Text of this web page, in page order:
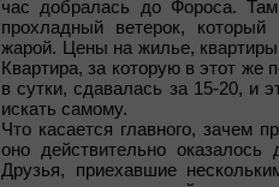
час добралась до Фороса.
прохладный ветерок, который
жарой. Цены на жилье,
Квартира, за которую в этот же
в сутки, сдавалась за 15-20, и
искать самому.
Что касается главного, зачем
оно действительно
Друзья, приехавшие